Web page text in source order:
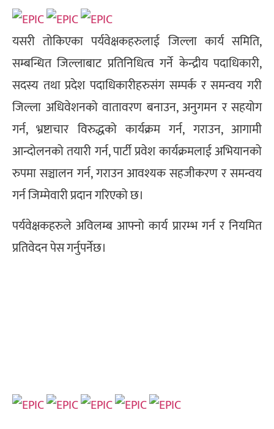
यसरी तोकिएका पर्यवेक्षकहरुलाई जिल्ला कार्य समिति,
सम्बन्धित जिल्लाबाट प्रतिनिधित्व गर्ने केन्द्रीय पदाधिकारी,
सदस्य तथा प्रदेश पदाधिकारीहरुसंग सम्पर्क र समन्वय गरी
जिल्ला अधिवेशनको वातावरण बनाउन, अनुगमन र सहयोग
गर्न, भ्रष्टाचार विरुद्धको कार्यक्रम गर्न, गराउन, आगामी
आन्दोलनको तयारी गर्न, पार्टी प्रवेश कार्यक्रमलाई अभियानको
रुपमा सञ्चालन गर्न, गराउन आवश्यक सहजीकरण र समन्वय
गर्न जिम्मेवारी प्रदान गरिएको छ।
पर्यवेक्षकहरुले अविलम्ब आफ्नो कार्य प्रारम्भ गर्न र नियमित
प्रतिवेदन पेस गर्नुपर्नेछ।